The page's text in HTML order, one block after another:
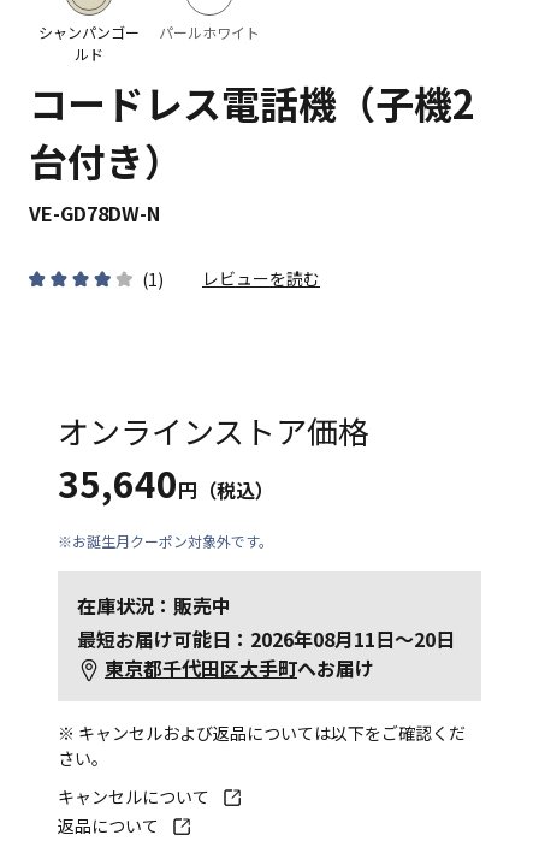
シャンパンゴー
ルド
パールホワイト
コードレス電話機（子機2
台付き）
VE-GD78DW-N
(1) レビューを読む
オンラインストア価格
35,640円（税込）
※お誕生月クーポン対象外です。
在庫状況：販売中
最短お届け可能日：2026年08月11日～20日
東京都千代田区大手町へお届け
※ キャンセルおよび返品については以下をご確認くだ
さい。
キャンセルについて
返品について